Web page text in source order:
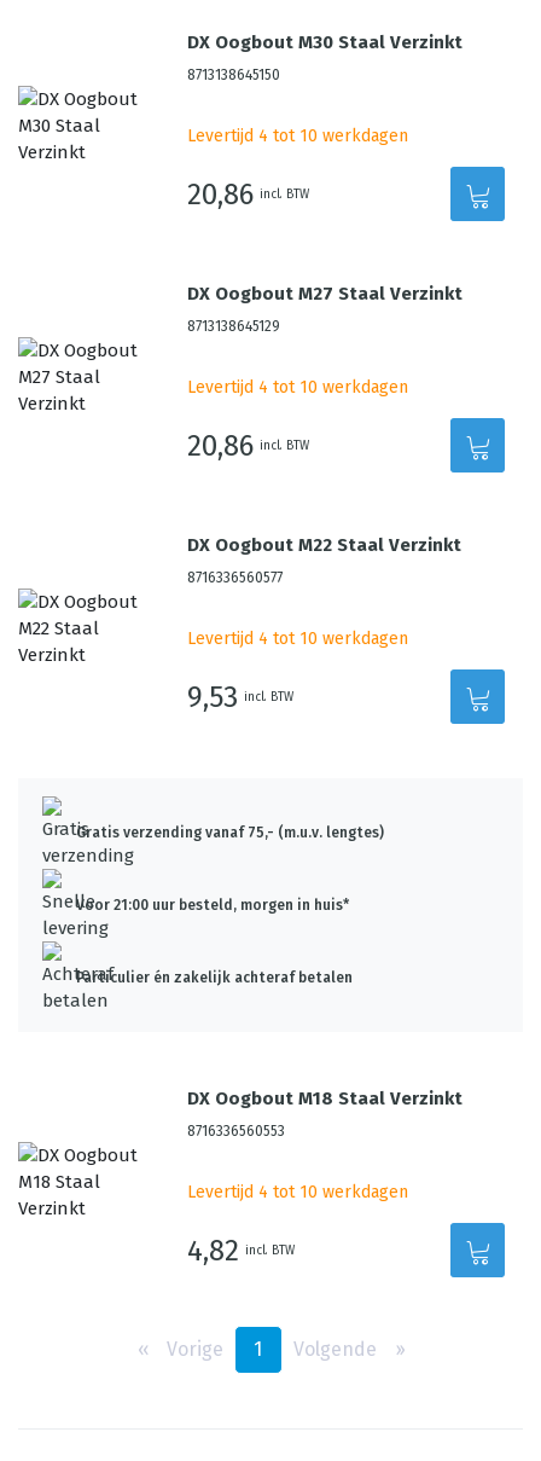
DX Oogbout M30 Staal Verzinkt
8713138645150
Levertijd 4 tot 10 werkdagen
20,86 incl. BTW
DX Oogbout M27 Staal Verzinkt
8713138645129
Levertijd 4 tot 10 werkdagen
20,86 incl. BTW
DX Oogbout M22 Staal Verzinkt
8716336560577
Levertijd 4 tot 10 werkdagen
9,53 incl. BTW
Gratis verzending vanaf 75,- (m.u.v. lengtes)
Voor 21:00 uur besteld, morgen in huis*
Particulier én zakelijk achteraf betalen
DX Oogbout M18 Staal Verzinkt
8716336560553
Levertijd 4 tot 10 werkdagen
4,82 incl. BTW
‹‹ Vorige 1 Volgende ››